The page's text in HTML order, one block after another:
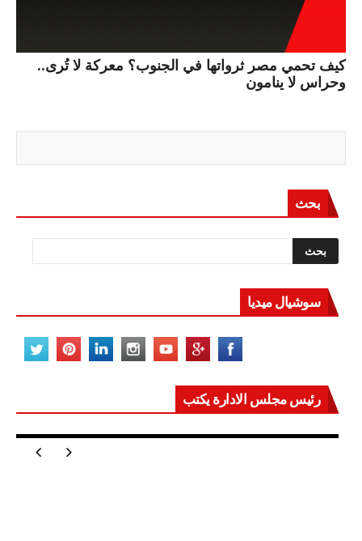
كيف تحمي مصر ثرواتها في الجنوب؟ معركة لا تُرى..
وحراس لا ينامون
بحث
سوشيال ميديا
رئيس مجلس الادارة يكتب
مصر تعيد للعالم اتزانه